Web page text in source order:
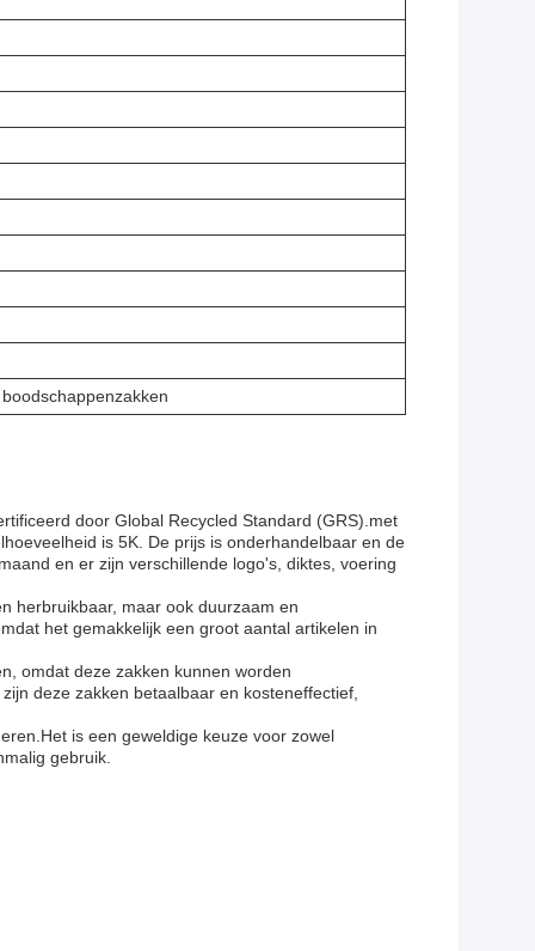
door Global Recycled Standard (GRS).met
is 5K. De prijs is onderhandelbaar en de
en er zijn verschillende logo's, diktes, voering
herbruikbaar, maar ook duurzaam en
het gemakkelijk een groot aantal artikelen in
omdat deze zakken kunnen worden
deze zakken betaalbaar en kosteneffectief,
is een geweldige keuze voor zowel
gebruik.